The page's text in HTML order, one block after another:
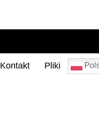
Kontakt Pliki